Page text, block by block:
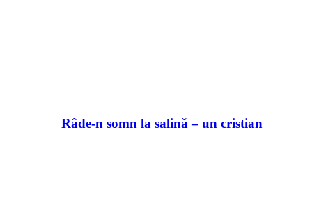
Râde-n somn la salină – un cristian